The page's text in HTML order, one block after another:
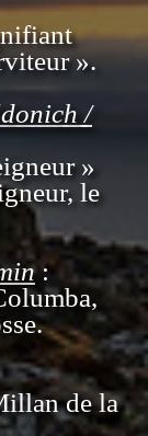
».
/
»
le
:
de la